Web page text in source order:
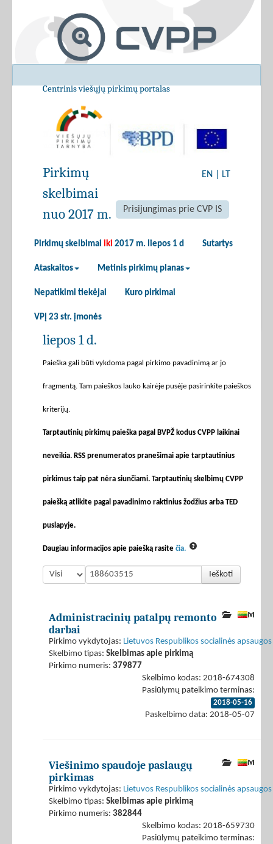
Centrinis viešųjų pirkimų portalas
EN LT
Prisijungimas prie CVP IS
Pirkimų skelbimai iki 2017 m. liepos 1 d Sutartys
Ataskaitos Metinis pirkimų planas
Nepatikimi tiekėjai Kuro pirkimai
VPĮ 23 str. įmonės
Pirkimų
skelbimai
nuo 2017 m.
liepos 1 d.
Paieška gali būti vykdoma pagal pirkimo pavadinimą ar jo
fragmentą. Tam paieškos lauko kairėje pusėje pasirinkite paieškos
kriterijų.
Tarptautinių pirkimų paieška pagal BVPŽ kodus CVPP laikinai
neveikia. RSS prenumeratos pranešimai apie tarptautinius
pirkimus taip pat nėra siunčiami. Tarptautinių skelbimų CVPP
paiešką atlikite pagal pavadinimo raktinius žodžius arba TED
puslapyje.
Daugiau informacijos apie paiešką rasite čia.
Ieškoti
Administracinių patalpų remonto
darbai
Pirkimo vykdytojas: Lietuvos Respublikos socialinės
Skelbimo tipas: Skelbimas apie pirkimą
Pirkimo numeris: 379877
Skelbimo kodas: 2018-674308
Pasiūlymų pateikimo terminas:
2018-05-16
Paskelbimo data: 2018-05-07
Viešinimo spaudoje paslaugų
pirkimas
Pirkimo vykdytojas: Lietuvos Respublikos socialinės
Skelbimo tipas: Skelbimas apie pirkimą
Pirkimo numeris: 382844
Skelbimo kodas: 2018-659730
Pasiūlymų pateikimo terminas: